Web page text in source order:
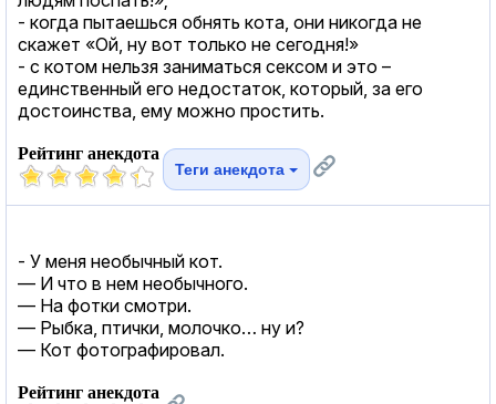
- когда пытаешься обнять кота, они никогда не
скажет «Ой, ну вот только не сегодня!»
- с котом нельзя заниматься cекcом и это –
единственный его недостаток, который, за его
достоинства, ему можно простить.
Рейтинг анекдота
Теги анекдота
- У меня необычный кот.
— И что в нем необычного.
— На фотки смотри.
— Рыбка, птички, молочко… ну и?
— Кот фотографировал.
Рейтинг анекдота